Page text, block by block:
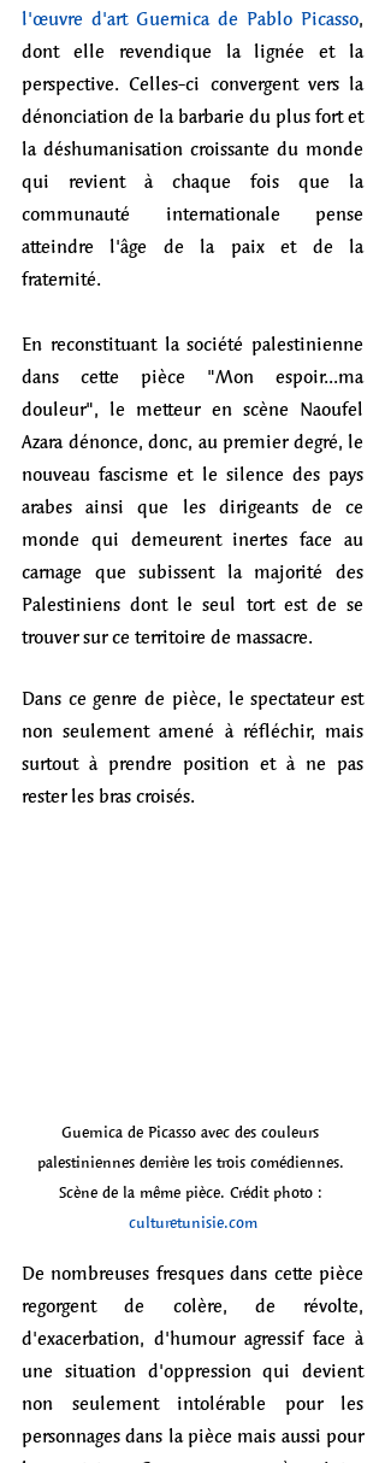
l'œuvre d'art Guernica de Pablo Picasso,
dont elle revendique la lignée et la
perspective. Celles-ci convergent vers la
dénonciation de la barbarie du plus fort et
la déshumanisation croissante du monde
qui revient à chaque fois que la
communauté internationale pense
atteindre l'âge de la paix et de la
fraternité.
En reconstituant la société palestinienne
dans cette pièce "Mon espoir...ma
douleur", le metteur en scène Naoufel
Azara dénonce, donc, au premier degré, le
nouveau fascisme et le silence des pays
arabes ainsi que les dirigeants de ce
monde qui demeurent inertes face au
carnage que subissent la majorité des
Palestiniens dont le seul tort est de se
trouver sur ce territoire de massacre.
Dans ce genre de pièce, le spectateur est
non seulement amené à réfléchir, mais
surtout à prendre position et à ne pas
rester les bras croisés.
Guernica de Picasso avec des couleurs
palestiniennes derrière les trois comédiennes.
Scène de la même pièce. Crédit photo :
culturetunisie.com
De nombreuses fresques dans cette pièce
regorgent de colère, de révolte,
d'exacerbation, d'humour agressif face à
une situation d'oppression qui devient
non seulement intolérable pour les
personnages dans la pièce mais aussi pour